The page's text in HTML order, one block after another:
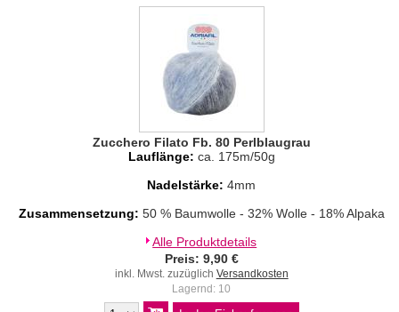
Zucchero Filato Fb. 80 Perlblaugrau
Lauflänge: ca. 175m/50g
Nadelstärke: 4mm
Zusammensetzung: 50 % Baumwolle - 32% Wolle - 18% Alpaka
Alle Produktdetails
Preis: 9,90 €
inkl. Mwst. zuzüglich Versandkosten
Lagernd: 10